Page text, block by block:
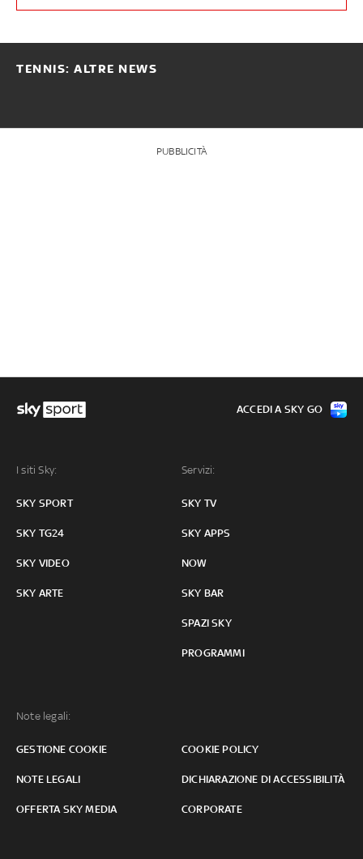
TENNIS: ALTRE NEWS
PUBBLICITÀ
I siti Sky:
SKY SPORT
SKY TG24
SKY VIDEO
SKY ARTE
Servizi:
SKY TV
SKY APPS
NOW
SKY BAR
SPAZI SKY
PROGRAMMI
Note legali:
GESTIONE COOKIE COOKIE POLICY
NOTE LEGALI DICHIARAZIONE DI ACCESSIBILITÀ
OFFERTA SKY MEDIA CORPORATE
ACCEDI A SKY GO